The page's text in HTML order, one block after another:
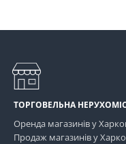
ТОРГОВЕЛЬНА
Оренда магазинів у
Продаж магазинів у